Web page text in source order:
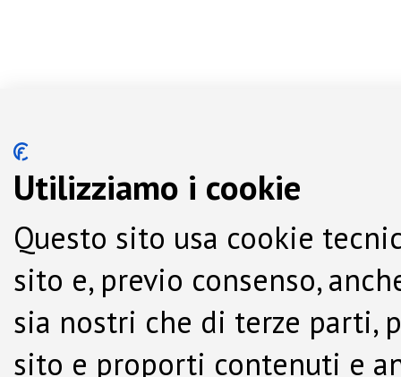
Utilizziamo i cookie
Questo sito usa cookie
sito e, previo consenso,
sia nostri che di terze parti,
sito e proporti contenuti e